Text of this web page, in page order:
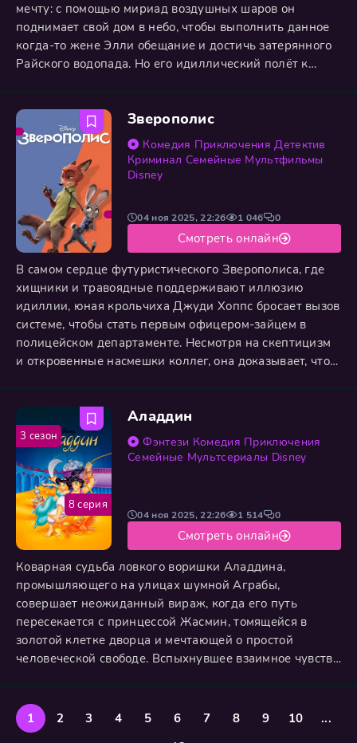
мечту: с помощью мириад воздушных шаров он
поднимает свой дом в небо, чтобы выполнить данное
когда-то жене Элли обещание и достичь затерянного
Райского водопада. Но его идиллический полёт к
Рассела. Этим двум абсолютно разным
путешественникам предстоит вместе пережить
свирепые штормы, непроходимые джунгли и встречу с
Зверополис
Комедия Приключения Детектив
Криминал Семейные Мультфильмы
Disney
В самом сердце футуристического Зверополиса, где
хищники и травоядные поддерживают иллюзию
идиллии, юная крольчиха Джуди Хоппс бросает вызов
системе, чтобы стать первым офицером-зайцем в
полицейском департаменте. Несмотря на скептицизм
и откровенные насмешки коллег, она доказывает, что
плутоватым лисом, мастером обхода правил. Их
вынужденное партнёрство, начавшееся с взаимного
недоверия, перерастает в
04 ноя 2025, 22:26 1 046 0
Смотреть онлайн
Аладдин
Фэнтези Комедия Приключения
Семейные Мультсериалы Disney
Коварная судьба ловкого воришки Аладдина,
промышляющего на улицах шумной Аграбы,
совершает неожиданный вираж, когда его путь
пересекается с принцессой Жасмин, томящейся в
золотой клетке дворца и мечтающей о простой
человеческой свободе. Вспыхнувшее взаимное чувство
могущественного Джинна. Используя первое из трёх
заветных желаний, чтобы принять облик
04 ноя 2025, 22:26 1 514 0
Смотреть онлайн
8 серия
3 сезон
1 2 3 4 5 6 7 8 9 10
...